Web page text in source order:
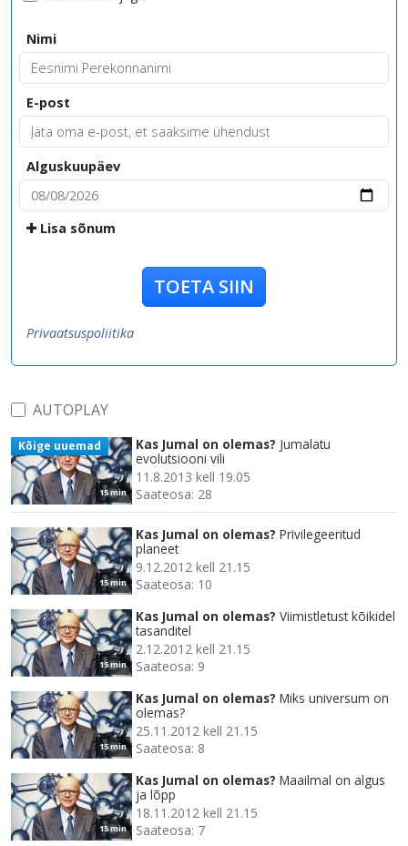
Nimi
E-post
Alguskuupäev
Lisa sõnum
TOETA SIIN
Privaatsuspoliitika
AUTOPLAY
15 min
Kõige uuemad Kas Jumal on olemas? Jumalatu
evolutsiooni vili
11.8.2013 kell 19.05
Saateosa: 28
15 min
Kas Jumal on olemas? Privilegeeritud
planeet
9.12.2012 kell 21.15
Saateosa: 10
15 min
Kas Jumal on olemas? Viimistletust kõikidel
tasanditel
2.12.2012 kell 21.15
Saateosa: 9
15 min
Kas Jumal on olemas? Miks universum on
olemas?
25.11.2012 kell 21.15
Saateosa: 8
15 min
Kas Jumal on olemas? Maailmal on algus
ja lõpp
18.11.2012 kell 21.15
Saateosa: 7